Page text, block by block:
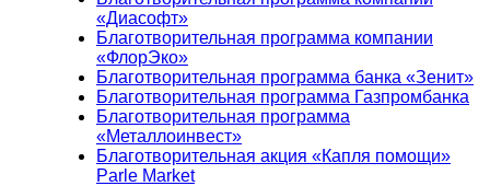
«Диасофт»
Благотворительная программа компании
«ФлорЭко»
Благотворительная программа банка «Зенит»
Благотворительная программа Газпромбанка
Благотворительная программа
«Металлоинвест»
Благотворительная акция «Капля помощи»
Parle Market